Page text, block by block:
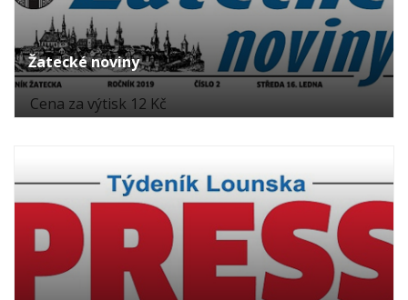
Žatecké noviny
Cena za výtisk 12 Kč